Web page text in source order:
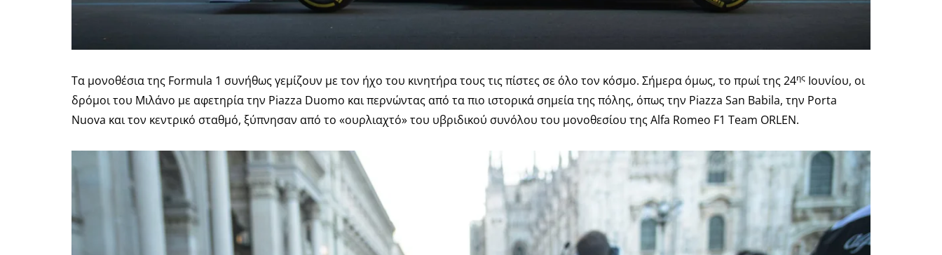
Τα μονοθέσια της Formula 1 συνήθως γεμίζουν με τον ήχο του κινητήρα τους τις πίστες σε όλο τον κόσμο. Σήμερα όμως, το πρωί της 24ης Ιουνίου, οι
δρόμοι του Μιλάνο με αφετηρία την Piazza Duomo και περνώντας από τα πιο ιστορικά σημεία της πόλης, όπως την Piazza San Babila, την Porta
Nuova και τον κεντρικό σταθμό, ξύπνησαν από το «ουρλιαχτό» του υβριδικού συνόλου του μονοθεσίου της Alfa Romeo F1 Team ORLEN.